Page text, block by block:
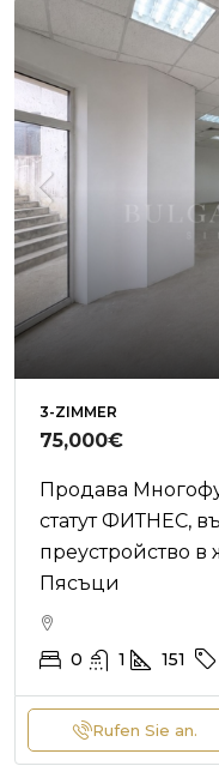
3-ZIMMER
75,000€
Продава
статут ФИТНЕС,
преустройство в
Пясъци
0 1 151
Rufen Sie an.